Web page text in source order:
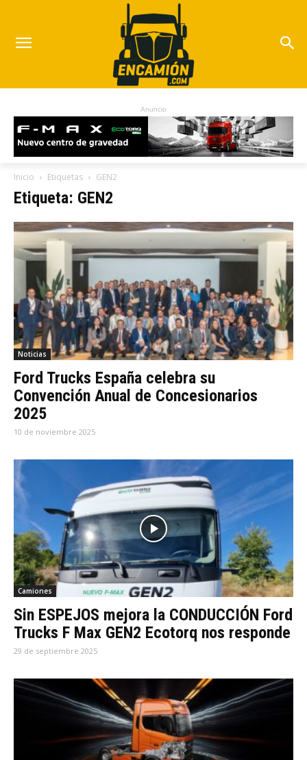
Anuncio
Inicio Etiquetas GEN2
Etiqueta: GEN2
Noticias
Ford Trucks España celebra su
Convención Anual de Concesionarios
2025
10 de noviembre 2025
Camiones
Sin ESPEJOS mejora la CONDUCCIÓN Ford
Trucks F Max GEN2 Ecotorq nos responde
29 de septiembre 2025